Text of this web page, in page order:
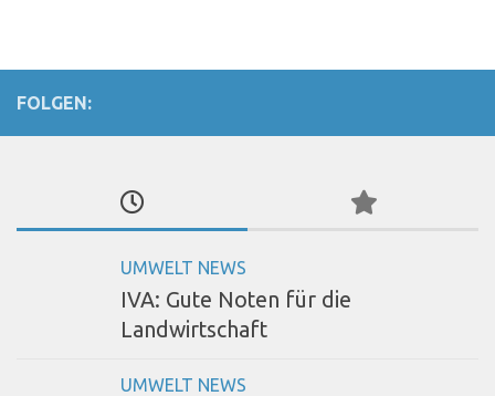
FOLGEN:
UMWELT NEWS
IVA: Gute Noten für die
Landwirtschaft
UMWELT NEWS